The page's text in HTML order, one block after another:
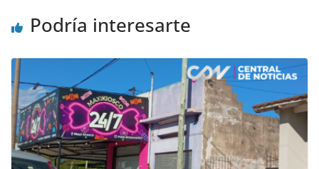
Podría interesarte